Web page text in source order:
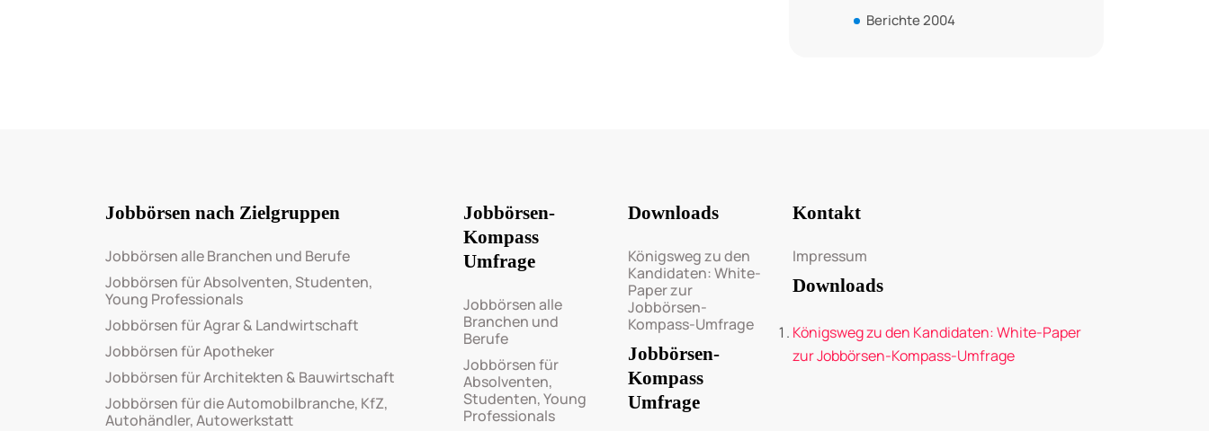
Berichte 2004
Jobbörsen nach Zielgruppen
Jobbörsen alle Branchen und Berufe
Jobbörsen für Absolventen, Studenten,
Young Professionals
Jobbörsen für Agrar & Landwirtschaft
Jobbörsen für Apotheker
Jobbörsen für Architekten & Bauwirtschaft
Jobbörsen für die Automobilbranche, KfZ,
Autohändler, Autowerkstatt
Jobbörsen-
Kompass
Umfrage
Jobbörsen alle
Branchen und
Berufe
Jobbörsen für
Absolventen,
Studenten, Young
Professionals
Downloads
Königsweg zu den
Kandidaten: White-
Paper zur
Jobbörsen-
Kompass-Umfrage
Jobbörsen-
Kompass
Umfrage
Kontakt
Impressum
Downloads
Königsweg zu den Kandidaten: White-Paper
zur Jobbörsen-Kompass-Umfrage